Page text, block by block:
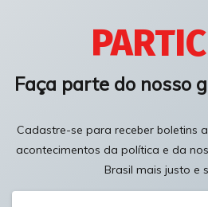
Faça parte do nosso
Cadastre-se para receber boletins
acontecimentos da política e da
Brasil mais justo e